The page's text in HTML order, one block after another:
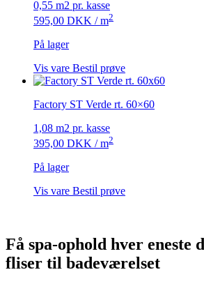
0,55 m2 pr. kasse
595,00 DKK / m2
På lager
Vis vare Bestil prøve
Factory ST Verde rt. 60×60
1,08 m2 pr. kasse
395,00 DKK / m2
På lager
Vis vare Bestil prøve
Få spa-ophold hver eneste
fliser til badeværelset